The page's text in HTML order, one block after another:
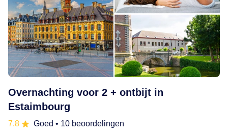
Overnachting voor 2 + ontbijt in
Estaimbourg
7.8 Goed • 10 beoordelingen